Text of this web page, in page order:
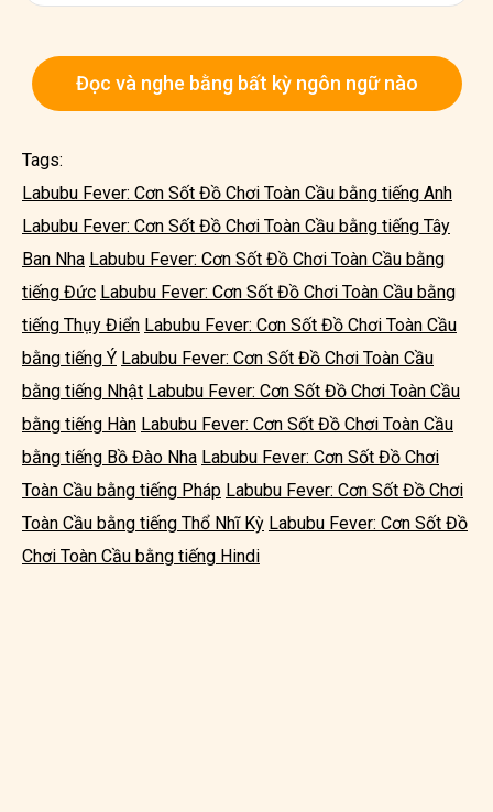
Đọc và nghe bằng bất kỳ ngôn ngữ nào
Tags:
Labubu Fever: Cơn Sốt Đồ Chơi Toàn Cầu bằng tiếng Anh
Labubu Fever: Cơn Sốt Đồ Chơi Toàn Cầu bằng tiếng Tây
Ban Nha Labubu Fever: Cơn Sốt Đồ Chơi Toàn Cầu bằng
tiếng Đức Labubu Fever: Cơn Sốt Đồ Chơi Toàn Cầu bằng
tiếng Thụy Điển Labubu Fever: Cơn Sốt Đồ Chơi Toàn Cầu
bằng tiếng Ý Labubu Fever: Cơn Sốt Đồ Chơi Toàn Cầu
bằng tiếng Nhật Labubu Fever: Cơn Sốt Đồ Chơi Toàn Cầu
bằng tiếng Hàn Labubu Fever: Cơn Sốt Đồ Chơi Toàn Cầu
bằng tiếng Bồ Đào Nha Labubu Fever: Cơn Sốt Đồ Chơi
Toàn Cầu bằng tiếng Pháp Labubu Fever: Cơn Sốt Đồ Chơi
Toàn Cầu bằng tiếng Thổ Nhĩ Kỳ Labubu Fever: Cơn Sốt Đồ
Chơi Toàn Cầu bằng tiếng Hindi